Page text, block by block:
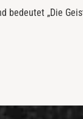
bedeutet „Die